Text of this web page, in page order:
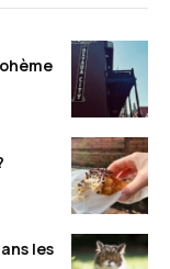
les